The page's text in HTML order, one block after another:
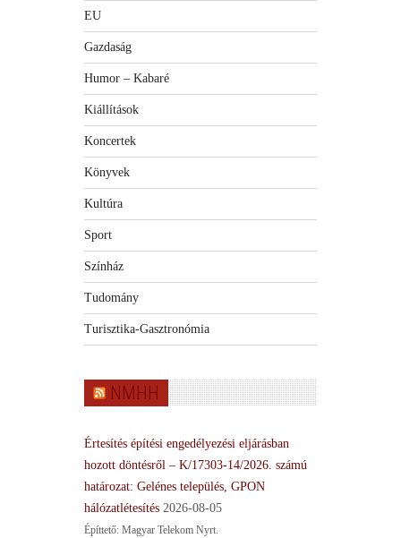
EU
Gazdaság
Humor – Kabaré
Kiállítások
Koncertek
Könyvek
Kultúra
Sport
Színház
Tudomány
Turisztika-Gasztronómia
NMHH
Értesítés építési engedélyezési eljárásban
hozott döntésről – K/17303-14/2026. számú
határozat: Gelénes település, GPON
hálózatlétesítés 2026-08-05
Építtető: Magyar Telekom Nyrt.